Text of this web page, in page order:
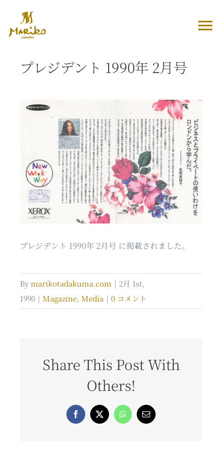
content
Galleries
Media
Movies
Contact
プレジデント 1990年 2月号
View
プレジデント 1990年 2月号 に掲載されました。
Bymarikotadakuma.com | 2月 1st,
1990 | Magazine, Media | 0 コメント
Share This Post With
Others!
Facebook
X WhatsApp
電
子